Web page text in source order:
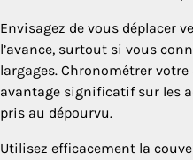
Envisagez de vous déplacer
l’avance, surtout si vous
largages. Chronométrer
avantage significatif sur les
pris au dépourvu.
Utilisez efficacement la